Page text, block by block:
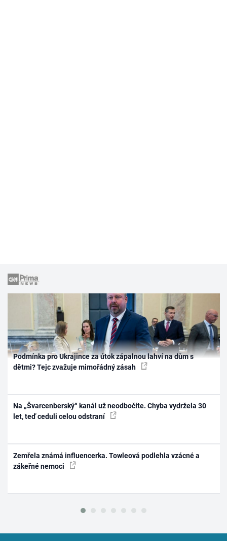
Podmínka pro Ukrajince za útok zápalnou lahví na dům s
dětmi? Tejc zvažuje mimořádný zásah
Na „Švarcenberský“ kanál už neodbočíte. Chyba vydržela 30
let, teď ceduli celou odstraní
Zemřela známá influencerka. Towleová podlehla vzácné a
zákeřné nemoci